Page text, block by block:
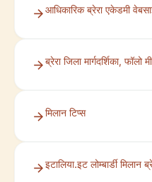
आधिकारिक ब्रेरा एकेडमी
ब्रेरा जिला मार्गदर्शिका, फॉलो
मिलान टिप्स
इटालिया.इट लोम्बार्डी मिलान